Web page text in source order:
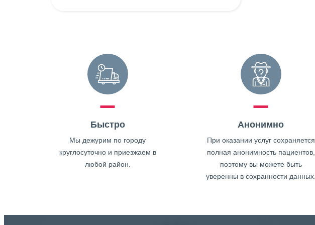
Быстро
Мы дежурим по городу
круглосуточно и приезжаем в
любой район.
Анонимно
При оказании услуг сохраняется
полная анонимность пациентов,
поэтому вы можете быть
уверенны в сохранности данных.